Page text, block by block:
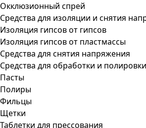
Окклюзионный спрей
Средства для изоляции и снятия
Изоляция гипсов от гипсов
Изоляция гипсов от пластмассы
Средства для снятия напряжения
Средства для обработки и полировки
Пасты
Полиры
Фильцы
Щетки
Таблетки для прессования